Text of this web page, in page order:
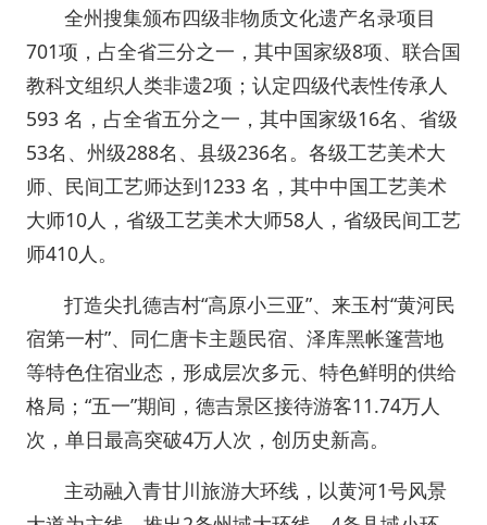
全州搜集颁布四级非物质文化遗产名录项目
701项，占全省三分之一，其中国家级8项、联合国
教科文组织人类非遗2项；认定四级代表性传承人
593 名，占全省五分之一，其中国家级16名、省级
53名、州级288名、县级236名。各级工艺美术大
师、民间工艺师达到1233 名，其中中国工艺美术
大师10人，省级工艺美术大师58人，省级民间工艺
师410人。
打造尖扎德吉村“高原小三亚”、来玉村“黄河民
宿第一村”、同仁唐卡主题民宿、泽库黑帐篷营地
等特色住宿业态，形成层次多元、特色鲜明的供给
格局；“五一”期间，德吉景区接待游客11.74万人
次，单日最高突破4万人次，创历史新高。
主动融入青甘川旅游大环线，以黄河1号风景